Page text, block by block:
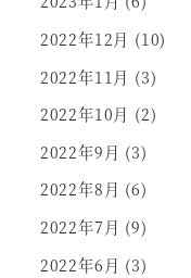
2022年12月 (10)
2022年11月 (3)
2022年10月 (2)
2022年9月 (3)
2022年8月 (6)
2022年7月 (9)
2022年6月 (3)